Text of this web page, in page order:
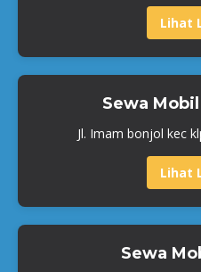
Lihat
Sewa
Jl. Imam bonjol kec
Lihat
Sewa